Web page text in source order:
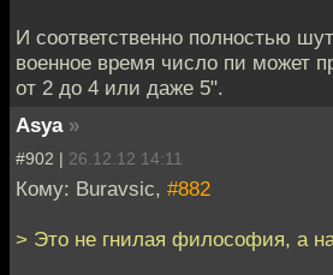
И соответственно полностью
военное время число пи может
от 2 до 4 или даже 5".
Asya »
#902 | 26.12.12 14:11
Кому: Buravsic, #882
> Это не гнилая философия, а